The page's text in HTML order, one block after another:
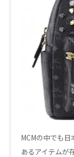
MCMの中でも
あるアイテムが